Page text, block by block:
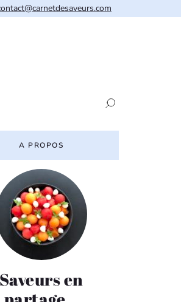
A PROPOS
Saveurs en